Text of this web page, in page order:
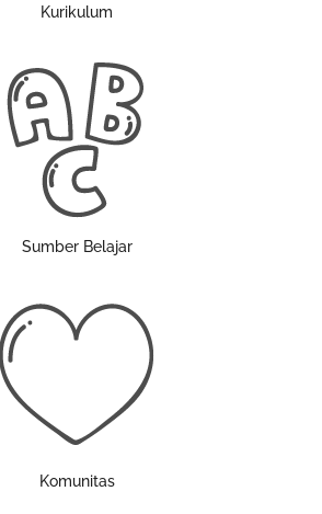
Kurikulum
Sumber Belajar
Komunitas